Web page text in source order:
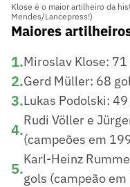
Klose é o maior artilheiro da
Mendes/Lancepress!)
Maiores
1.Miroslav Klose:
2.Gerd Müller: 68
3.Lukas Podolski:
4.
Rudi Völler e
(campeões em
5.
Karl-Heinz
gols (campeão